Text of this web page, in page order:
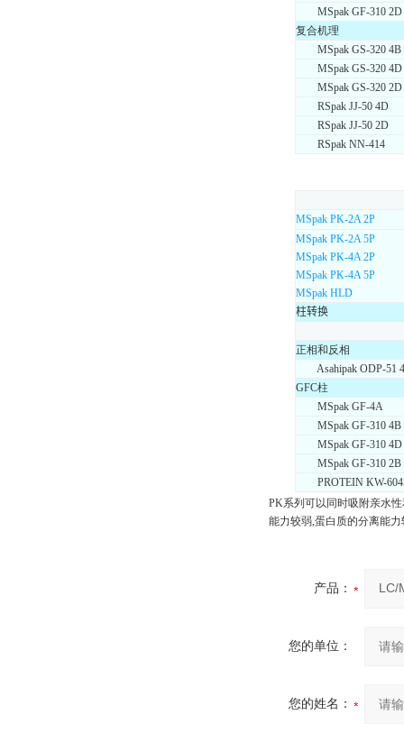
MSpak GF-310 2D
复合机理
MSpak GS-320 4B
MSpak GS-320 4D
MSpak GS-320 2D
RSpak JJ-50 4D
RSpak JJ-50 2D
RSpak NN-414
MSpak PK-2A 2P
MSpak PK-2A 5P
MSpak PK-4A 2P
MSpak PK-4A 5P
MSpak HLD
柱转换
正相和反相
Asahipak ODP-51
GFC柱
MSpak GF-4A
MSpak GF-310 4B
MSpak GF-310 4D
MSpak GF-310 2B
PROTEIN KW-
PK系列可以同时吸附亲水
能力较弱,蛋白质的分离能力
产品：
您的单位：
您的姓名：